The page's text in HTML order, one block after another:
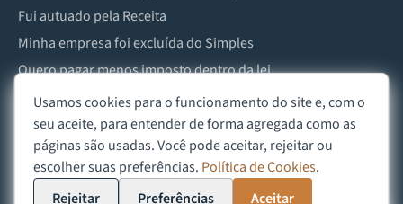
Fui autuado pela Receita
Minha empresa foi excluída do Simples
Quero pagar menos imposto dentro da lei
Preciso lidar com imposto de herança ou doação
2026Advocacia Custódio
Política de Privacidade Política de Cookies Aviso Legal
Usamos cookies para o funcionamento do site e, com o
seu aceite, para entender de forma agregada como as
páginas são usadas. Você pode aceitar, rejeitar ou
escolher suas preferências. Política de Cookies.
Rejeitar
Preferências Aceitar